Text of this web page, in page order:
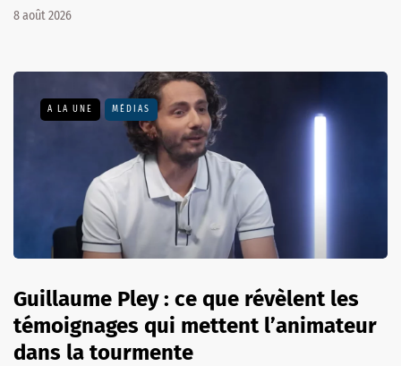
8 août 2026
A LA UNE MÉDIAS
Guillaume Pley : ce que révèlent les
témoignages qui mettent l’animateur
dans la tourmente